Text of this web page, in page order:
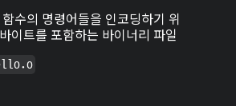
수의 명령어들을 인코딩하기 위
이트를 포함하는 바이너리 파일